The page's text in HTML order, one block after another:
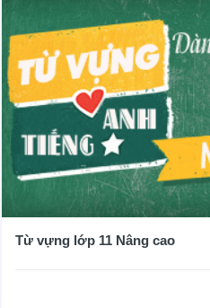
Từ vựng lớp 11 Nâng cao